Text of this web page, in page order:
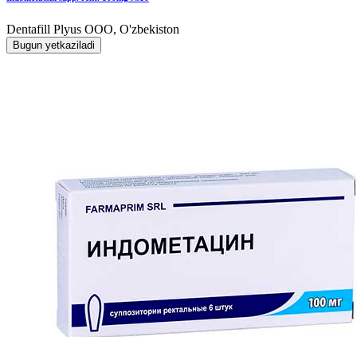
Dentafill Plyus OOO, O'zbekiston
Bugun yetkaziladi